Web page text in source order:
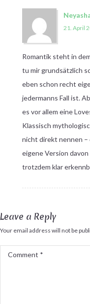
21. April
Romantik steht in
tu mir grundsätzlich
eben schon recht
jedermanns Fall ist.
es vor allem eine
Klassisch
nicht direkt nennen –
eigene Version
trotzdem klar
Leave a Reply
Your email address will not be
Comment